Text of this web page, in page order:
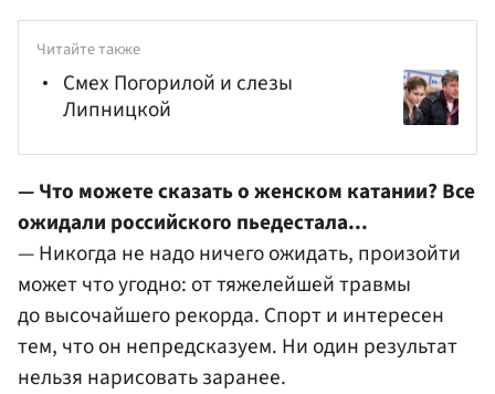
Читайте также
Смех Погорилой и слезы
Липницкой
— Что можете сказать о женском катании? Все
ожидали российского пьедестала...
— Никогда не надо ничего ожидать, произойти
может что угодно: от тяжелейшей травмы
до высочайшего рекорда. Спорт и интересен
тем, что он непредсказуем. Ни один результат
нельзя нарисовать заранее.